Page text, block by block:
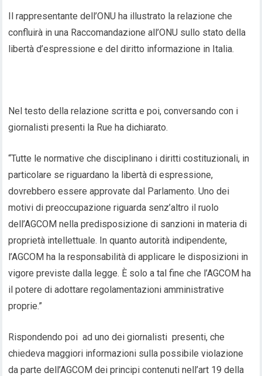
Il rappresentante dell’ONU ha illustrato la relazione che
confluirà in una Raccomandazione all’ONU sullo stato della
libertà d’espressione e del diritto informazione in Italia.
Nel testo della relazione scritta e poi, conversando con i
giornalisti presenti la Rue ha dichiarato.
“Tutte le normative che disciplinano i diritti costituzionali, in
particolare se riguardano la libertà di espressione,
dovrebbero essere approvate dal Parlamento. Uno dei
motivi di preoccupazione riguarda senz’altro il ruolo
dell’AGCOM nella predisposizione di sanzioni in materia di
proprietà intellettuale. In quanto autorità indipendente,
l’AGCOM ha la responsabilità di applicare le disposizioni in
vigore previste dalla legge. È solo a tal fine che l’AGCOM ha
il potere di adottare regolamentazioni amministrative
proprie.”
Rispondendo poi ad uno dei giornalisti presenti, che
chiedeva maggiori informazioni sulla possibile violazione
da parte dell’AGCOM dei principi contenuti nell’art 19 della